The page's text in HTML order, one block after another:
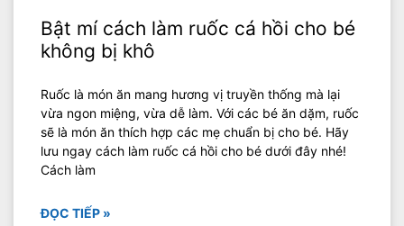
Bật mí cách làm ruốc cá hồi cho bé
không bị khô
Ruốc là món ăn mang hương vị truyền thống mà lại
vừa ngon miệng, vừa dễ làm. Với các bé ăn dặm, ruốc
sẽ là món ăn thích hợp các mẹ chuẩn bị cho bé. Hãy
lưu ngay cách làm ruốc cá hồi cho bé dưới đây nhé!
Cách làm
ĐỌC TIẾP »